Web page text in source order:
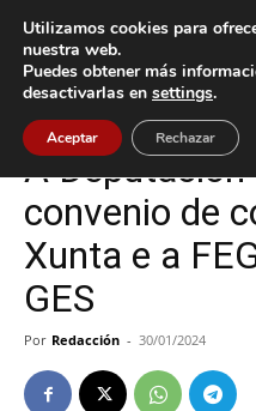
Inicio A Guarda
A Guarda Nigrán
A
convenio de
Xunta e a
GES
Por Redacción - 30/01/2024
Utilizamos cookies para
nuestra web.
Puedes obtener más
desactivarlas en settings.
Aceptar Rechazar